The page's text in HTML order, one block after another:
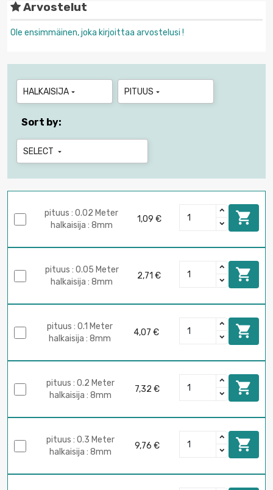
Arvostelut
Ole ensimmäinen, joka kirjoittaa arvostelusi !
HALKAISIJA  PITUUS 
Sort by:
SELECT 
pituus : 0.02 Meter
halkaisija : 8mm
1,09 € 
pituus : 0.05 Meter
halkaisija : 8mm
2,71 € 
pituus : 0.1 Meter
halkaisija : 8mm
4,07 € 
pituus : 0.2 Meter
halkaisija : 8mm
7,32 € 
pituus : 0.3 Meter
halkaisija : 8mm
9,76 € 